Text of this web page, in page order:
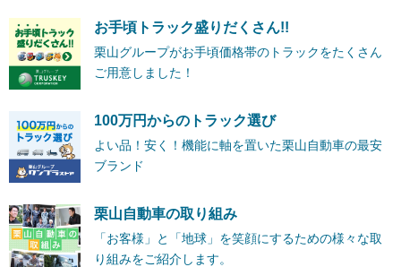
お手頃トラック盛りだくさん!!
栗山グループがお手頃価格帯のトラックをたくさん
ご用意しました！
100万円からのトラック選び
よい品！安く！機能に軸を置いた栗山自動車の最安
ブランド
栗山自動車の取り組み
「お客様」と「地球」を笑顔にするための様々な取
り組みをご紹介します。